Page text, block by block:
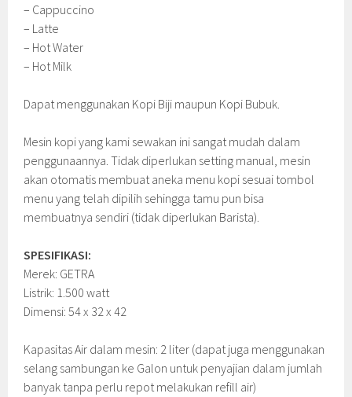
– Cappuccino
– Latte
– Hot Water
– Hot Milk
Dapat menggunakan Kopi Biji maupun Kopi Bubuk.
Mesin kopi yang kami sewakan ini sangat mudah dalam
penggunaannya. Tidak diperlukan setting manual, mesin
akan otomatis membuat aneka menu kopi sesuai tombol
menu yang telah dipilih sehingga tamu pun bisa
membuatnya sendiri (tidak diperlukan Barista).
SPESIFIKASI:
Merek: GETRA
Listrik: 1.500 watt
Dimensi: 54 x 32 x 42
Kapasitas Air dalam mesin: 2 liter (dapat juga menggunakan
selang sambungan ke Galon untuk penyajian dalam jumlah
banyak tanpa perlu repot melakukan refill air)